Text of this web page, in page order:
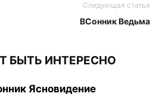
Следующая статья
ВСонник Ведьма
БЫТЬ ИНТЕРЕСНО
Ясновидение